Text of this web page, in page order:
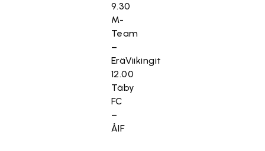
9.30
M-
Team
–
EräViikingit
12.00
Täby
FC
–
ÅIF